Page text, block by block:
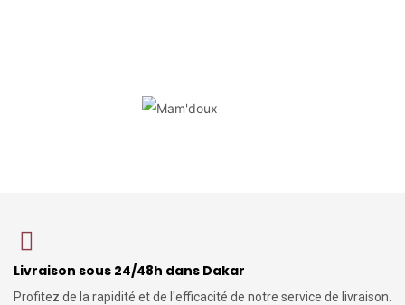
Livraison sous 24/48h dans Dakar
Profitez de la rapidité et de l'efficacité de notre service de livraison.